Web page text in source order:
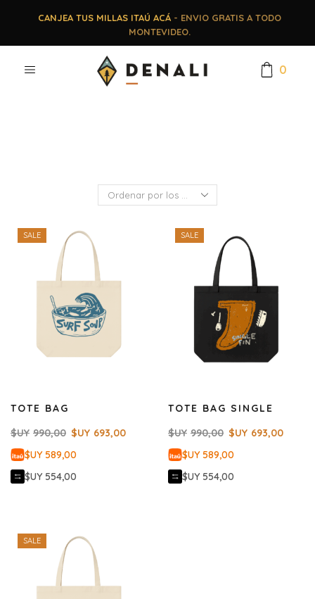
CANJEA TUS MILLAS ITAÚ ACÁ- ENVIO GRATIS A TODO
MONTEVIDEO.
0
SALE
TOTE BAG
$UY 990,00 $UY 693,00
$UY 589,00
$UY 554,00
SALE
TOTE BAG SINGLE
$UY 990,00 $UY 693,00
$UY 589,00
$UY 554,00
SALE